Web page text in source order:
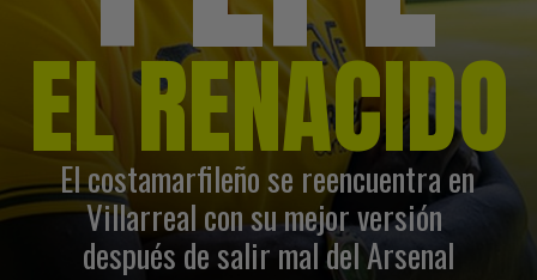
EL RENACIDO
El costamarfileño se reencuentra en
Villarreal con su mejor versión
después de salir mal del Arsenal